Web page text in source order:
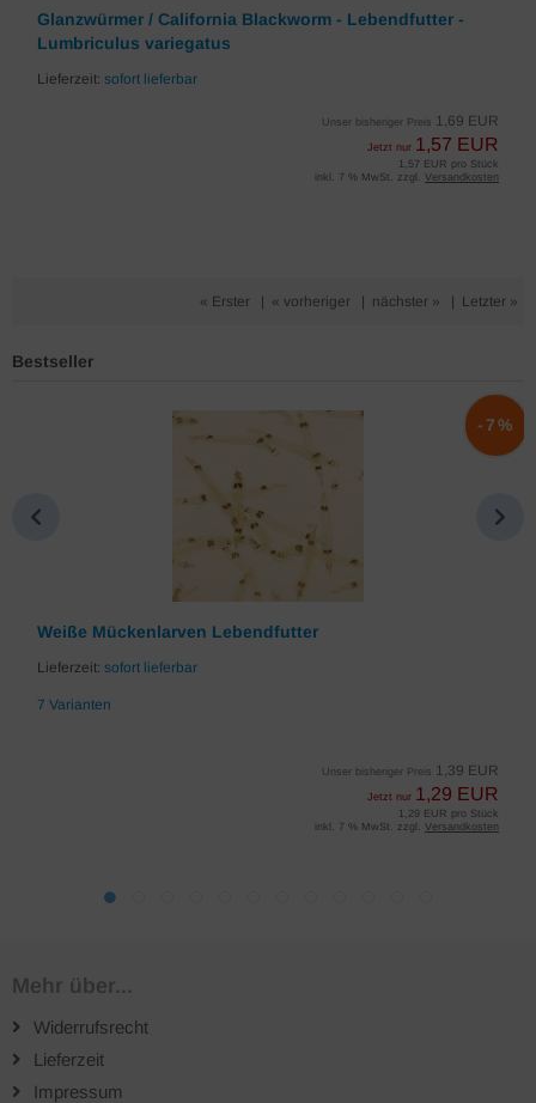
Glanzwürmer / California Blackworm - Lebendfutter -
Lumbriculus variegatus
Lieferzeit: sofort lieferbar
Unser bisheriger Preis 1,69 EUR
Jetzt nur 1,57 EUR
1,57 EUR pro Stück
inkl. 7 % MwSt. zzgl. Versandkosten
« Erster « vorheriger nächster » Letzter »
Bestseller
Weiße Mückenlarven Lebendfutter
Lieferzeit: sofort lieferbar
7 Varianten
Unser bisheriger Preis 1,39 EUR
Jetzt nur 1,29 EUR
-7%
1,29 EUR pro Stück
inkl. 7 % MwSt. zzgl. Versandkosten
Mehr über...
Widerrufsrecht
Lieferzeit
Impressum